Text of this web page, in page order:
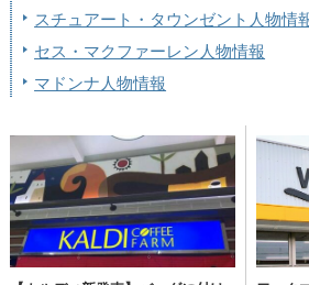
スチュアート・タウンゼント人物情
セス・マクファーレン人物情報
マドンナ人物情報